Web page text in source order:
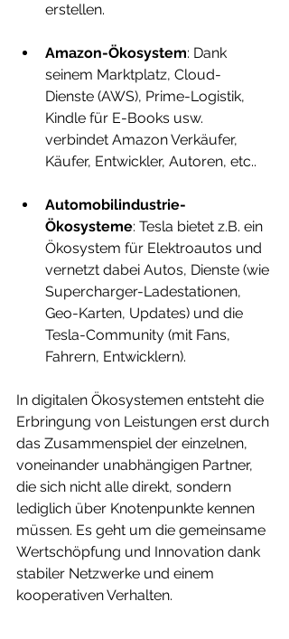
erstellen.
Amazon-Ökosystem: Dank
seinem Marktplatz, Cloud-
Dienste (AWS), Prime-Logistik,
Kindle für E-Books usw.
verbindet Amazon Verkäufer,
Käufer, Entwickler, Autoren, etc..
Automobilindustrie-
Ökosysteme: Tesla bietet z.B. ein
Ökosystem für Elektroautos und
vernetzt dabei Autos, Dienste (wie
Supercharger-Ladestationen,
Geo-Karten, Updates) und die
Tesla-Community (mit Fans,
Fahrern, Entwicklern).
In digitalen Ökosystemen entsteht die
Erbringung von Leistungen erst durch
das Zusammenspiel der einzelnen,
voneinander unabhängigen Partner,
die sich nicht alle direkt, sondern
lediglich über Knotenpunkte kennen
müssen. Es geht um die gemeinsame
Wertschöpfung und Innovation dank
stabiler Netzwerke und einem
kooperativen Verhalten.